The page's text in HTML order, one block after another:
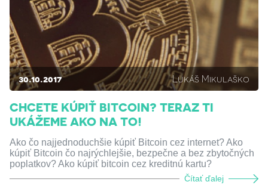
30.10.2017 Lukáš Mikulaško
CHCETE KÚPIŤ BITCOIN? TERAZ TI
UKÁŽEME AKO NA TO!
Ako čo najjednoduchšie kúpiť Bitcoin cez internet? Ako
kúpiť Bitcoin čo najrýchlejšie, bezpečne a bez zbytočných
poplatkov? Ako kúpiť bitcoin cez kreditnú kartu?
Čítať ďalej